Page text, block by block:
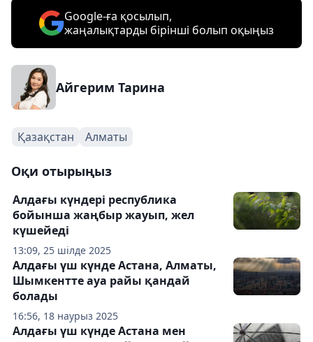
Google-ға қосылып,
жаңалықтарды бірінші болып оқыңыз
Айгерим Тарина
Қазақстан Алматы
Оқи отырыңыз
13:09, 25 шілде 2025
Алдағы күндері республика
бойынша жаңбыр жауып, жел
күшейеді
16:56, 18 наурыз 2025
Алдағы үш күнде Астана, Алматы,
Шымкентте ауа райы қандай
болады
Алдағы үш күнде Астана мен